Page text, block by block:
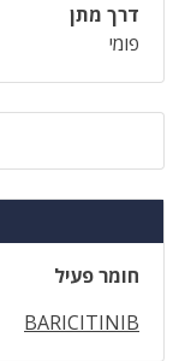
דרך מתן
פומי
חומר פעיל
BARICITINIB